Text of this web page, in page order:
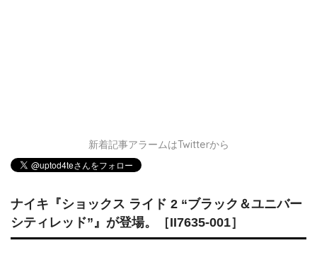
新着記事アラームはTwitterから
ナイキ『ショックス ライド 2 “ブラック＆ユニバー
シティレッド”』が登場。［II7635-001］